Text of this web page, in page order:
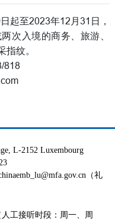
起至2023年12月31日，
次入境的商务、旅游、
纹。
818
L-2152 Luxembourg
（礼
工接听时段：周一、周